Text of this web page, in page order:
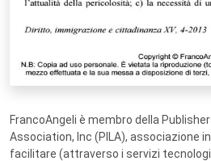
FrancoAngeli è membro della
Association, Inc (PILA), associazione
facilitare (attraverso i servizi